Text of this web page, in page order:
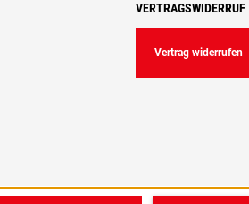
VERTRAGSWIDERRUF
Vertrag widerrufen